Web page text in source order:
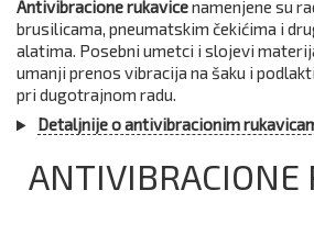
Antivibracione rukavicenamenjene su
brusilicama, pneumatskim čekićima i
alatima. Posebni umetci i slojevi
umanji prenos vibracija na šaku i
pri dugotrajnom radu.
Detaljnije o antivibracionim
ANTIVIBRACIONE